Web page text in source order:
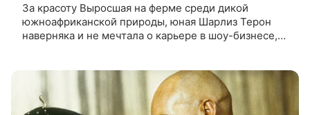
За красоту Выросшая на ферме среди дикой
южноафриканской природы, юная Шарлиз Терон
наверняка и не мечтала о карьере в шоу-бизнесе,